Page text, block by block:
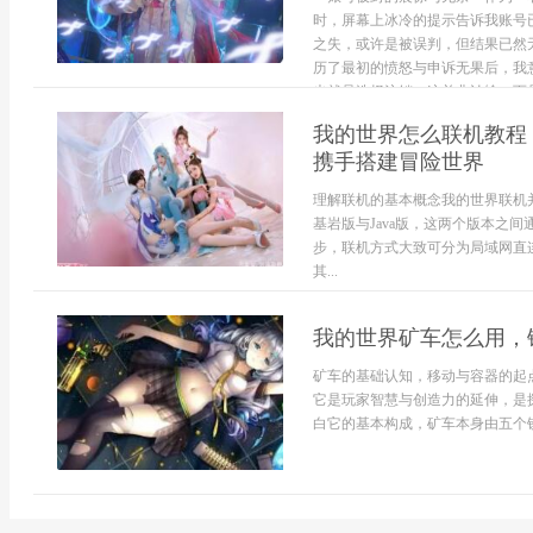
时，屏幕上冰冷的提示告诉我账
之失，或许是被误判，但结果已
历了最初的愤怒与申诉无果后，
也就是选择注销，这并非认输，而
我的世界怎么联机教
携手搭建冒险世界
理解联机的基本概念我的世界联
基岩版与Java版，这两个版本之
步，联机方式大致可分为局域网
其...
我的世界矿车怎么用
矿车的基础认知，移动与容器的
它是玩家智慧与创造力的延伸，
白它的基本构成，矿车本身由五